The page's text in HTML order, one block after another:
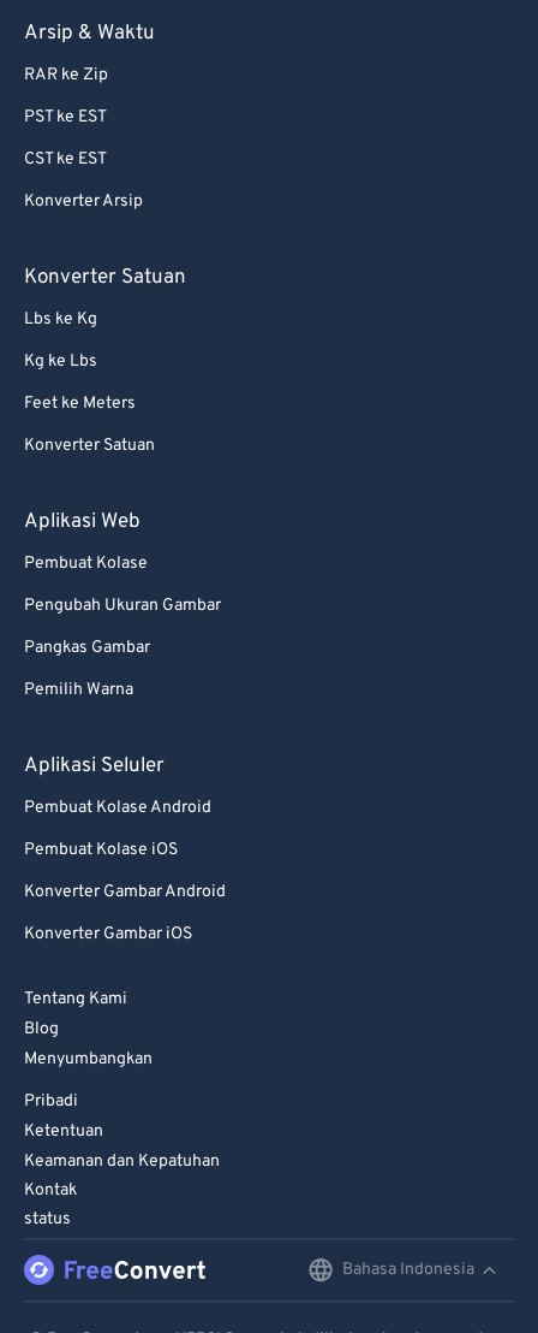
Arsip & Waktu
RAR ke Zip
PST ke EST
CST ke EST
Konverter Arsip
Konverter Satuan
Lbs ke Kg
Kg ke Lbs
Feet ke Meters
Konverter Satuan
Aplikasi Web
Pembuat Kolase
Pengubah Ukuran Gambar
Pangkas Gambar
Pemilih Warna
Aplikasi Seluler
Pembuat Kolase Android
Pembuat Kolase iOS
Konverter Gambar Android
Konverter Gambar iOS
Tentang Kami
Blog
Menyumbangkan
Pribadi
Ketentuan
Keamanan dan Kepatuhan
Kontak
status
Bahasa Indonesia